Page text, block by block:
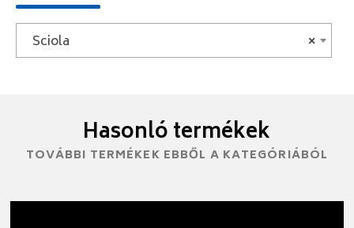
×
Sciola
Hasonló termékek
TOVÁBBI TERMÉKEK EBBŐL A KATEGÓRIÁBÓL